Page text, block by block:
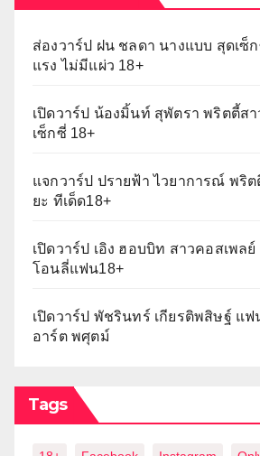
ส่องวาร์ป ฝน ชลดา นางแบบ สุดเซ็
แรง ไม่มีแผ่ว 18+
เปิดวาร์ป น้องมิ้นท์ สุพัตรา พริตตี้ส
เซ็กซี่ 18+
แจกวาร์ป ปรายฟ้า ไวยาการณ์ พริต
ยะ ทีเด็ด18+
เปิดวาร์ป เอิง ฮอบบิท สาวคอสเพล
โอนลี่แฟน18+
เปิดวาร์ป พัชรินทร์ เกียรติพสิษฐ์ แ
อาร์ต พศุตม์
Tags